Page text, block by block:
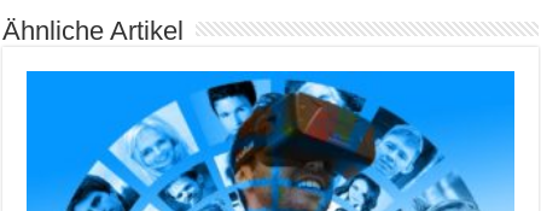
Ähnliche Artikel